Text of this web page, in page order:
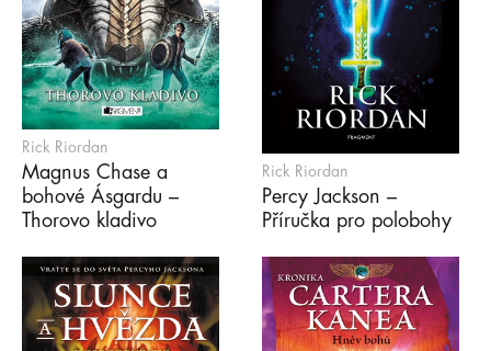
Rick Riordan
Magnus Chase a
bohové Ásgardu –
Thorovo kladivo
Rick Riordan
Percy Jackson –
Příručka pro polobohy